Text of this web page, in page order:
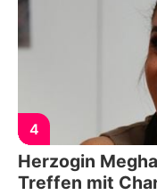
4
Herzogin
Treffen mit